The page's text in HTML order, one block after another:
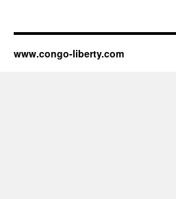
www.congo-liberty.com